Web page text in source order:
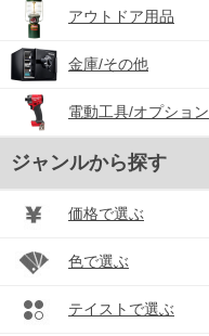
アウトドア用品
金庫/その他
電動工具/オプション
ジャンルから探す
価格で選ぶ
色で選ぶ
テイストで選ぶ